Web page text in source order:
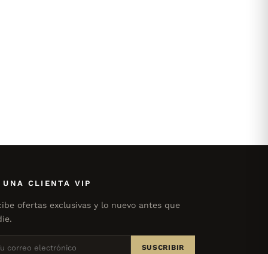
UNA CLIENTA VIP
ofertas exclusivas y lo nuevo antes que
SUSCRIBIR